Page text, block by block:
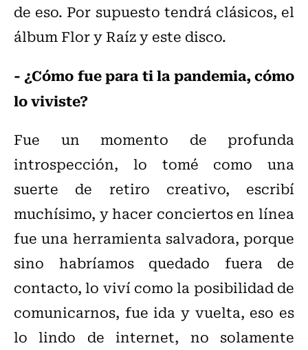
de eso. Por supuesto tendrá clásicos, el
álbum Flor y Raíz y este disco.
- ¿Cómo fue para ti la pandemia, cómo
lo viviste?
Fue un momento de profunda
introspección, lo tomé como una
suerte de retiro creativo, escribí
muchísimo, y hacer conciertos en línea
fue una herramienta salvadora, porque
sino habríamos quedado fuera de
contacto, lo viví como la posibilidad de
comunicarnos, fue ida y vuelta, eso es
lo lindo de internet, no solamente